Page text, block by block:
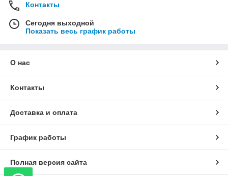
Контакты
Сегодня выходной
Показать весь график работы
О нас
Контакты
Доставка и оплата
График работы
Полная версия сайта